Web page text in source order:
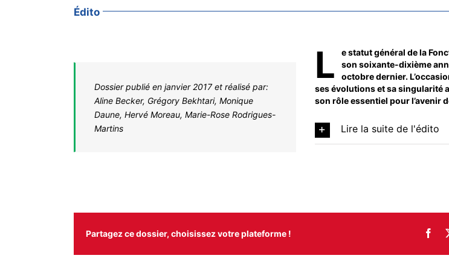
Édito
Dossier publié en janvier 2017 et réalisé par:
Aline Becker, Grégory Bekhtari, Monique
Daune, Hervé Moreau, Marie-Rose Rodrigues-
Martins
L
e statut général de la
son soixante-dixième
octobre dernier.
ses évolutions et sa singularité
son rôle essentiel pour l’avenir
Lire la suite de l'édito
Partagez ce dossier, choisissez votre plateforme !